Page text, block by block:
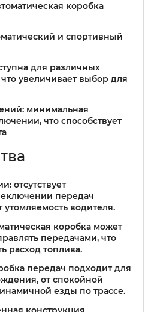
коробка
и спортивный
для различных
увеличивает выбор для
минимальная
что способствует
отсутствует
передач
водителя.
коробка может
передачами, что
расход топлива.
передач подходит для
от спокойной
езды по трассе.